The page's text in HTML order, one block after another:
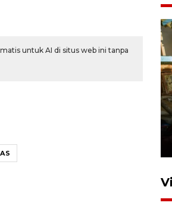
untuk AI di situs web ini tanpa